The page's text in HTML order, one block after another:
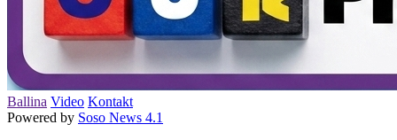
Ballina Video Kontakt
Powered by Soso News 4.1